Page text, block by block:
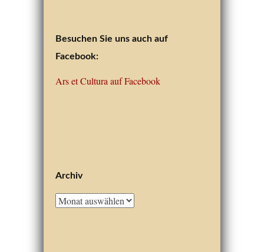
Besuchen Sie uns auch auf
Facebook:
Ars et Cultura auf Facebook
Archiv
Archiv